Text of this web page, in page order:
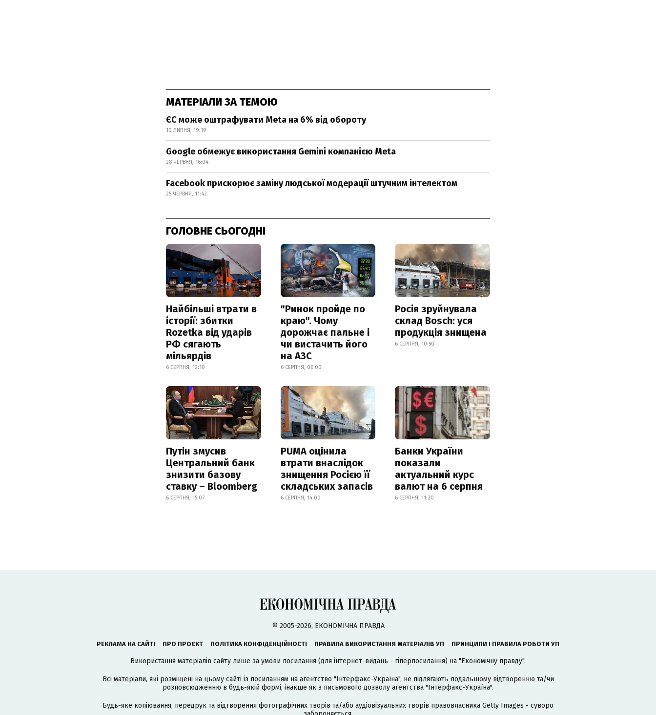
МАТЕРІАЛИ ЗА ТЕМОЮ
ЄС може оштрафувати Meta на 6% від обороту
10 ЛИПНЯ, 19:19
Google обмежує використання Gemini компанією Meta
28 ЧЕРВНЯ, 16:04
Facebook прискорює заміну людської модерації штучним інтелектом
25 ЧЕРВНЯ, 11:42
ГОЛОВНЕ СЬОГОДНІ
Найбільші втрати в
історії: збитки
Rozetka від ударів
РФ сягають
мільярдів
6 СЕРПНЯ, 12:10
"Ринок пройде по
краю". Чому
дорожчає пальне і
чи вистачить його
на АЗС
6 СЕРПНЯ, 06:00
Росія зруйнувала
склад Bosch: уся
продукція знищена
6 СЕРПНЯ, 10:50
Путін змусив
Центральний банк
знизити базову
ставку – Bloomberg
6 СЕРПНЯ, 15:07
PUMA оцінила
втрати внаслідок
знищення Росією її
складських запасів
6 СЕРПНЯ, 14:00
Банки України
показали
актуальний курс
валют на 6 серпня
6 СЕРПНЯ, 11:20
© 2005-2026, ЕКОНОМІЧНА ПРАВДА
РЕКЛАМА НА САЙТІ ПРО ПРОЄКТ ПОЛІТИКА КОНФІДЕНЦІЙНОСТІ ПРАВИЛА ВИКОРИСТАННЯ МАТЕРІАЛІВ УП ПРИНЦИПИ І ПРАВИЛА РОБОТИ УП
Використання матеріалів сайту лише за умови посилання (для інтернет-видань - гіперпосилання) на "Економічну правду".
Всі матеріали, які розміщені на цьому сайті із посиланням на агентство "Інтерфакс-Україна", не підлягають подальшому відтворенню та/чи
розповсюдженню в будь-якій формі, інакше як з письмового дозволу агентства "Інтерфакс-Україна".
Будь-яке копіювання, передрук та відтворення фотографічних творів та/або аудіовізуальних творів правовласника Getty Images - суворо